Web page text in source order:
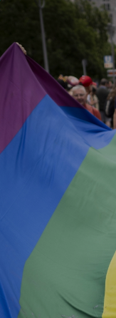
Report
Newsletter
Facebook